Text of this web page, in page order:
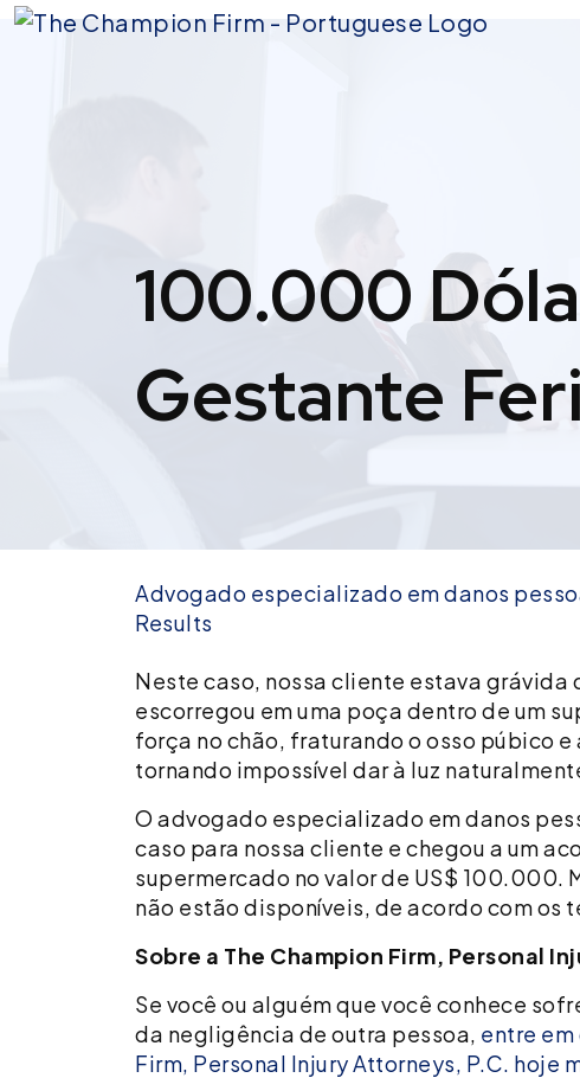
Skip
100.000
Gestante
Advogado especializado em danos
Results
100.000
dólares
recuperados
para
ferida
em
queda
Neste caso, nossa cliente estava grávida
escorregou em uma poça dentro de um
força no chão, fraturando o osso púbico
tornando impossível dar à luz
O advogado especializado em danos
caso para nossa cliente e chegou a um
supermercado no valor de US$ 100.000.
não estão disponíveis, de acordo com os
Sobre a The Champion Firm, Personal
Se você ou alguém que você conhece
da negligência de outra pessoa, entre
Firm, Personal Injury Attorneys, P.C. hoje